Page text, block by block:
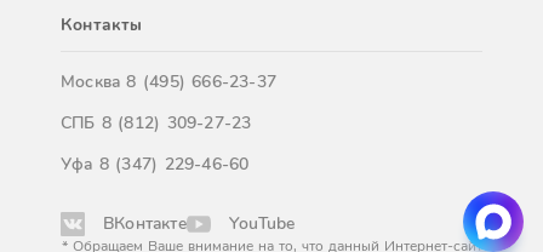
Контакты
Москва8 (495) 666-23-37
СПБ 8 (812) 309-27-23
Уфа 8 (347) 229-46-60
ВКонтакте YouTube
* Обращаем Ваше внимание на то, что данный Интернет-сайт